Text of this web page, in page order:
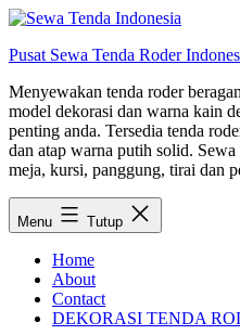
Lewati
konten
Pusat Sewa Tenda Roder
Menyewakan tenda roder
model dekorasi dan warna kain
penting anda. Tersedia tenda
dan atap warna putih solid.
meja, kursi, panggung, tirai dan
Menu Tutup
Home
About
Contact
DEKORASI TENDA